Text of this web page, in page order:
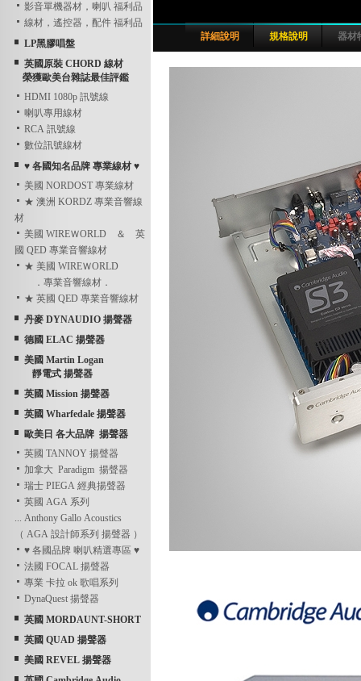
影音單機器材，喇叭 福利品
線材，遙控器，配件 福利品
LP黑膠唱盤
英國原裝 CHORD 線材
榮獲歐美台雜誌最佳評鑑
HDMI 1080p 訊號線
喇叭專用線材
RCA 訊號線
數位訊號線材
♥ 各國知名品牌 專業線材 ♥
美國 NORDOST 專業線材
★ 澳洲 KORDZ 專業音響線
材
美國 WIREＷORLD ＆ 英
國 QED 專業音響線材
★ 美國 WIREＷORLD
．專業音響線材．
★ 英國 QED 專業音響線材
丹麥 DYNAUDIO 揚聲器
德國 ELAC 揚聲器
美國 Martin Logan
靜電式 揚聲器
英國 Mission 揚聲器
英國 Wharfedale 揚聲器
歐美日 各大品牌 揚聲器
英國 TANNOY 揚聲器
加拿大 Paradigm 揚聲器
瑞士 PIEGA 經典揚聲器
英國 AGA 系列
... Anthony Gallo Acoustics
（ AGA 設計師系列 揚聲器 ）
♥ 各國品牌 喇叭精選專區 ♥
法國 FOCAL 揚聲器
專業 卡拉 ok 歌唱系列
DynaQuest 揚聲器
英國 MORDAUNT-SHORT
英國 QUAD 揚聲器
美國 REVEL 揚聲器
詳細說明 規格說明 器材